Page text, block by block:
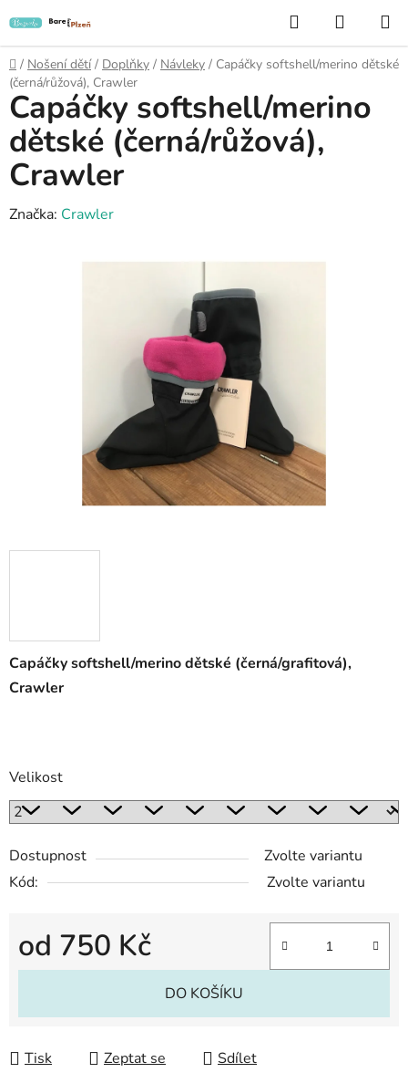
na
obsah
Hledat
KOŠÍK
Domů
/ Nošení dětí / Doplňky / Návleky / Capáčky softshell/merino dětské
(černá/růžová), Crawler
Capáčky softshell/merino dětské (černá/grafitová),
Crawler
Velikost
Dostupnost
Zvolte variantu
Kód:
Zvolte variantu
od 750 Kč
Měrná cena:
DO KOŠÍKU
Tisk Zeptat se Sdílet
Capáčky softshell/merino
dětské (černá/růžová),
Crawler
Značka: Crawler